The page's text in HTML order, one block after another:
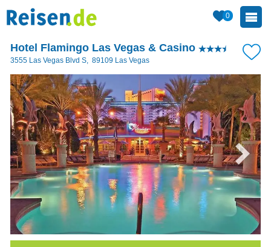
0
Hotel Flamingo Las Vegas & Casino
3555 Las Vegas Blvd S, 89109 Las Vegas